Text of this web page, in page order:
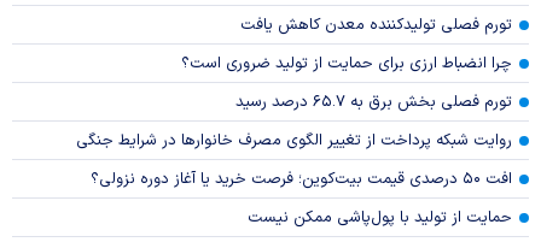
تورم فصلی تولیدکننده معدن کاهش یافت
چرا انضباط ارزی برای حمایت از تولید ضروری است؟
تورم فصلی بخش برق به ۶۵.۷ درصد رسید
روایت شبکه پرداخت از تغییر الگوی مصرف خانوار‌ها در شرایط جنگی
افت ۵۰ درصدی قیمت بیت‌کوین؛ فرصت خرید یا آغاز دوره نزولی؟
حمایت از تولید با پول‌پاشی ممکن نیست